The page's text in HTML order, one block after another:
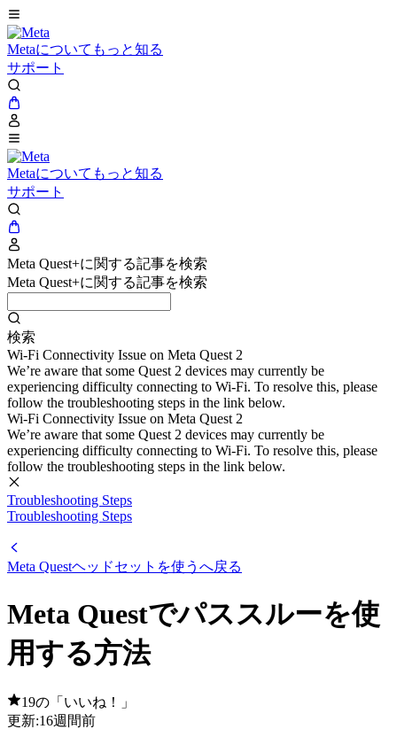
Metaについてもっと知る
サポート
Metaについてもっと知る
サポート
Meta Quest+に関する記事を検索
Meta Quest+に関する記事を検索
検索
Wi-Fi Connectivity Issue on Meta Quest 2
We’re aware that some Quest 2 devices may currently be
experiencing difficulty connecting to Wi-Fi. To resolve this, please
follow the troubleshooting steps in the link below.
Wi-Fi Connectivity Issue on Meta Quest 2
We’re aware that some Quest 2 devices may currently be
experiencing difficulty connecting to Wi-Fi. To resolve this, please
follow the troubleshooting steps in the link below.
Troubleshooting Steps
Troubleshooting Steps
Meta Questヘッドセットを使うへ戻る
Meta Questでパススルーを使
用する方法
19の「いいね！」
更新:16週間前